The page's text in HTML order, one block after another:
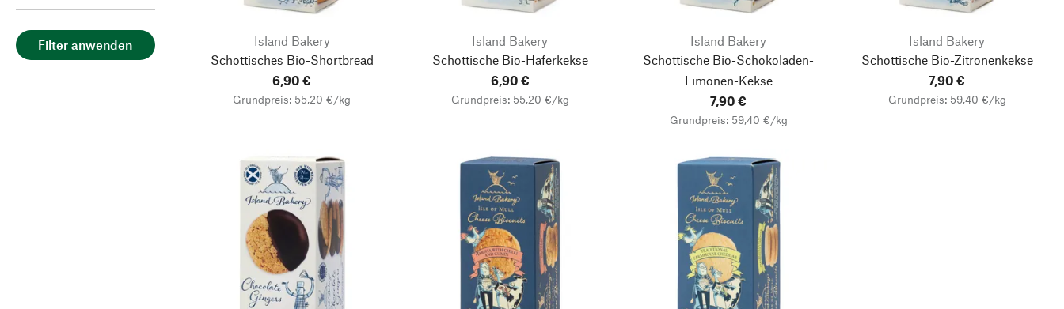
Filter anwenden
Island Bakery
Schottisches Bio-Shortbread
6,90 €
Grundpreis: 55,20 €/kg
Island Bakery
Schottische Bio-Haferkekse
6,90 €
Grundpreis: 55,20 €/kg
Island Bakery
Schottische Bio-Schokoladen-
Limonen-Kekse
7,90 €
Grundpreis: 59,40 €/kg
Island Bakery
Schottische Bio-Zitronenkekse
7,90 €
Grundpreis: 59,40 €/kg